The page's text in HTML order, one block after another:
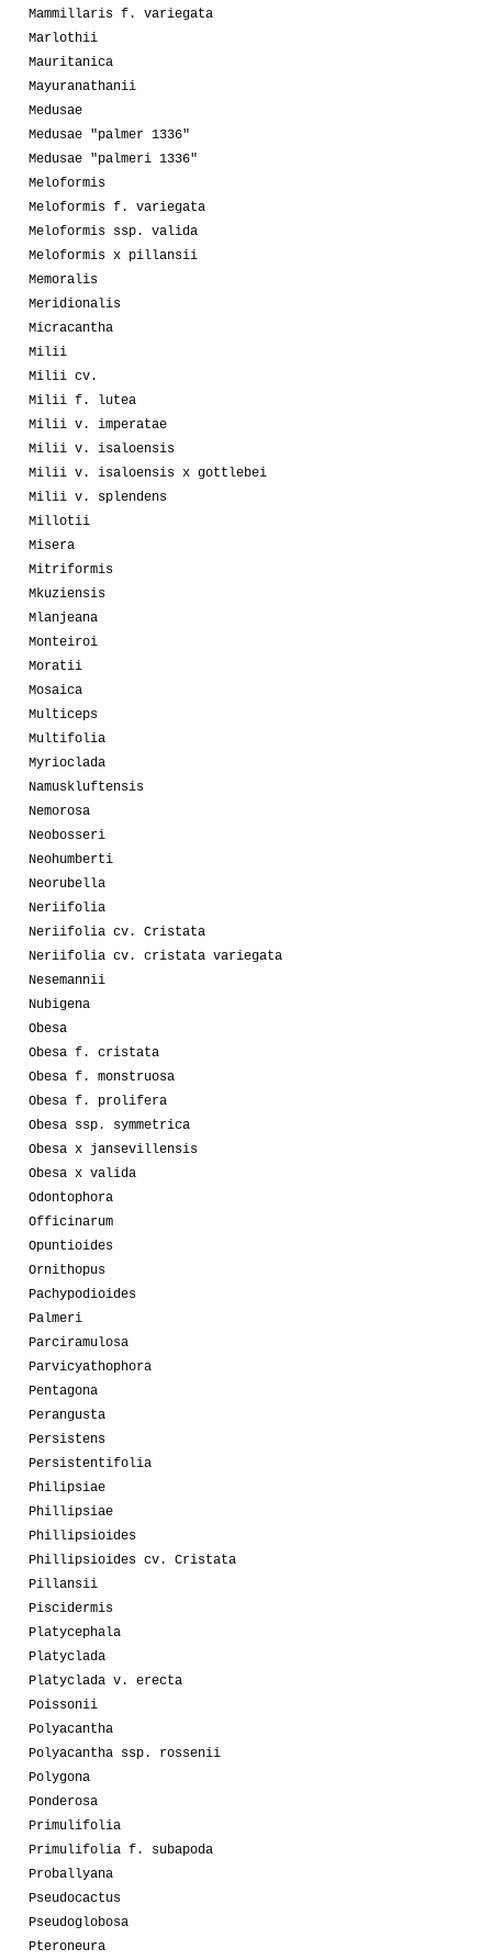
Mammillaris f. variegata
Marlothii
Mauritanica
Mayuranathanii
Medusae
Medusae "palmer 1336"
Medusae "palmeri 1336"
Meloformis
Meloformis f. variegata
Meloformis ssp. valida
Meloformis x pillansii
Memoralis
Meridionalis
Micracantha
Milii
Milii cv.
Milii f. lutea
Milii v. imperatae
Milii v. isaloensis
Milii v. isaloensis x gottlebei
Milii v. splendens
Millotii
Misera
Mitriformis
Mkuziensis
Mlanjeana
Monteiroi
Moratii
Mosaica
Multiceps
Multifolia
Myrioclada
Namuskluftensis
Nemorosa
Neobosseri
Neohumberti
Neorubella
Neriifolia
Neriifolia cv. Cristata
Neriifolia cv. cristata variegata
Nesemannii
Nubigena
Obesa
Obesa f. cristata
Obesa f. monstruosa
Obesa f. prolifera
Obesa ssp. symmetrica
Obesa x jansevillensis
Obesa x valida
Odontophora
Officinarum
Opuntioides
Ornithopus
Pachypodioides
Palmeri
Parciramulosa
Parvicyathophora
Pentagona
Perangusta
Persistens
Persistentifolia
Philipsiae
Phillipsiae
Phillipsioides
Phillipsioides cv. Cristata
Pillansii
Piscidermis
Platycephala
Platyclada
Platyclada v. erecta
Poissonii
Polyacantha
Polyacantha ssp. rossenii
Polygona
Ponderosa
Primulifolia
Primulifolia f. subapoda
Proballyana
Pseudocactus
Pseudoglobosa
Pteroneura